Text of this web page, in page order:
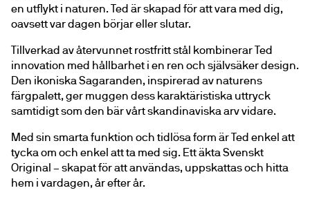
en utflykt i naturen. Ted är skapad för att vara med dig,
oavsett var dagen börjar eller slutar.
Tillverkad av återvunnet rostfritt stål kombinerar Ted
innovation med hållbarhet i en ren och självsäker design.
Den ikoniska Sagaranden, inspirerad av naturens
färgpalett, ger muggen dess karaktäristiska uttryck
samtidigt som den bär vårt skandinaviska arv vidare.
Med sin smarta funktion och tidlösa form är Ted enkel att
tycka om och enkel att ta med sig. Ett äkta Svenskt
Original – skapat för att användas, uppskattas och hitta
hem i vardagen, år efter år.